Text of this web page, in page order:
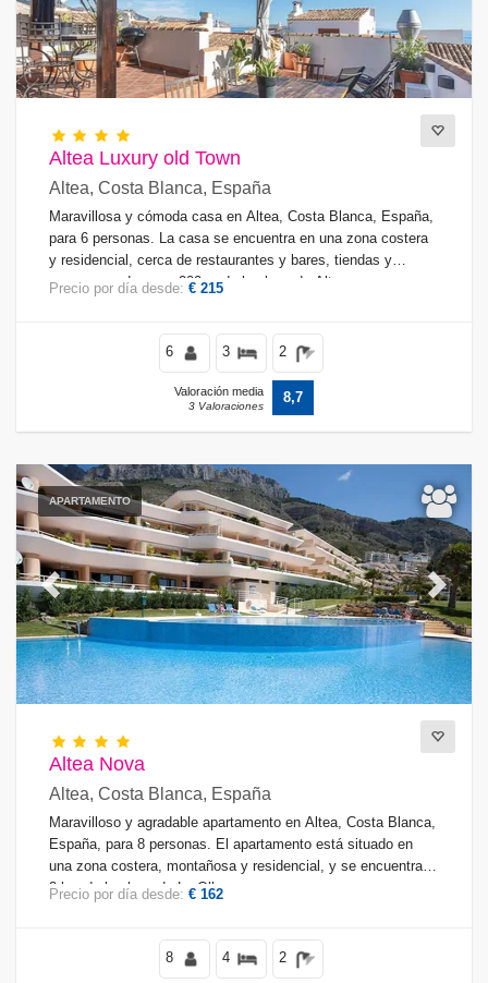
Altea Luxury old Town
Altea, Costa Blanca, España
Maravillosa y cómoda casa en Altea, Costa Blanca, España,
para 6 personas. La casa se encuentra en una zona costera
y residencial, cerca de restaurantes y bares, tiendas y
supermercados, y a 200 m de la playa de Altea.
Precio por día desde: € 215
6 3 2
Valoración media
3 Valoraciones
8,7
APARTAMENTO
Previous Next
Altea Nova
Altea, Costa Blanca, España
Maravilloso y agradable apartamento en Altea, Costa Blanca,
España, para 8 personas. El apartamento está situado en
una zona costera, montañosa y residencial, y se encuentra a
3 km de la playa de La Olla.
Precio por día desde: € 162
8 4 2